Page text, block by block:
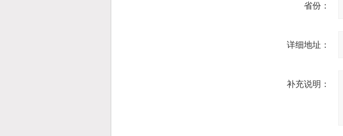
省份：
详细地址：
补充说明：